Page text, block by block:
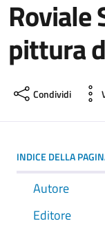
Roviale
pittura
Condividi
INDICE DELLA
Autore
Editore